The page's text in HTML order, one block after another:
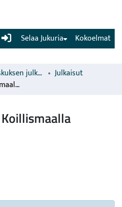
(current) Kokoelmat
Selaa Jukuria
Luonnonvarakeskuksen julkaisut
Julkaisut
Sinilupiini viihtyi Koillismaalla